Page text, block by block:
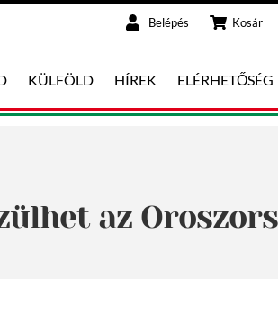
Belépés Kosár
KÜLFÖLD HÍREK ELÉRHETŐSÉG
az